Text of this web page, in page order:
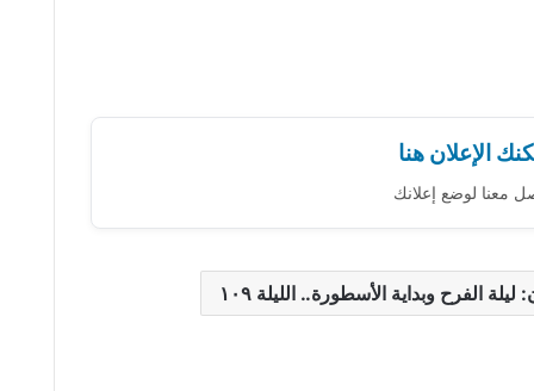
الإعلان هنا
معنا لوضع إعلانك
الفرح وبداية الأسطورة.. الليلة ١٠٩